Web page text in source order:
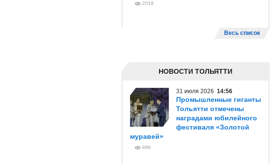
2018
Весь список
НОВОСТИ ТОЛЬЯТТИ
31 июля 2026 14:56
Промышленные гиганты
Тольятти отмечены
наградами юбилейного
фестиваля «Золотой
муравей»
986